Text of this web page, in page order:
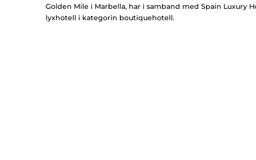
Golden Mile i Marbella, har i samband med Spain Luxury
lyxhotell i kategorin boutiquehotell.